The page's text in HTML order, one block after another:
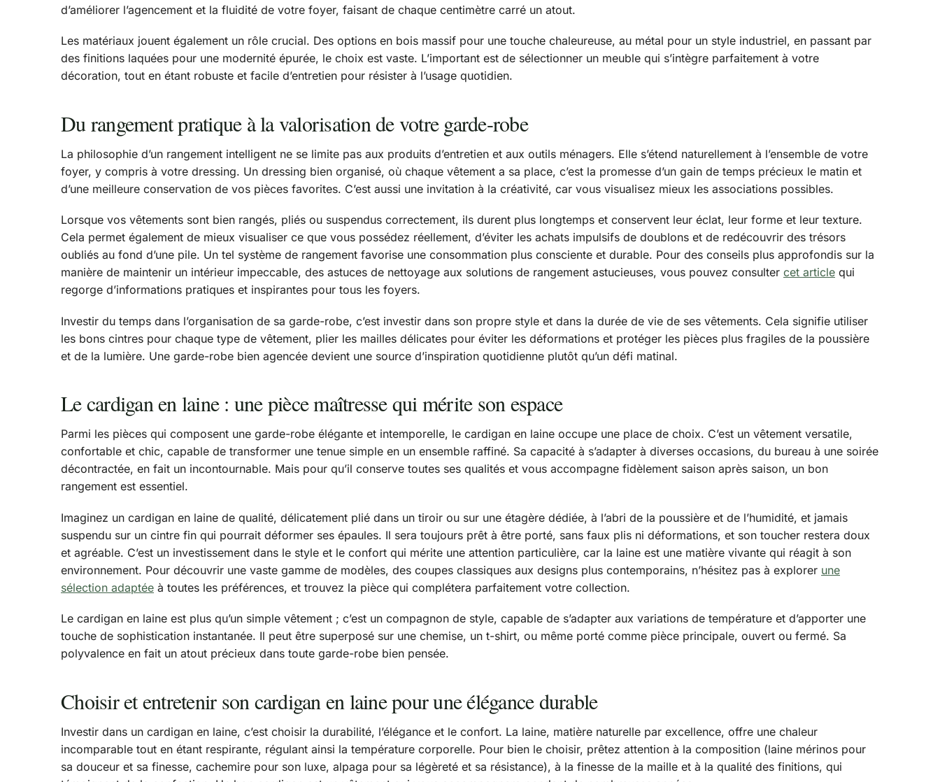
d’améliorer l’agencement et la fluidité de votre foyer, faisant de chaque centimètre carré un atout.
Les matériaux jouent également un rôle crucial. Des options en bois massif pour une touche chaleureuse, au métal pour un style industriel, en passant par
des finitions laquées pour une modernité épurée, le choix est vaste. L’important est de sélectionner un meuble qui s’intègre parfaitement à votre
décoration, tout en étant robuste et facile d’entretien pour résister à l’usage quotidien.
Du rangement pratique à la valorisation de votre garde-robe
La philosophie d’un rangement intelligent ne se limite pas aux produits d’entretien et aux outils ménagers. Elle s’étend naturellement à l’ensemble de votre
foyer, y compris à votre dressing. Un dressing bien organisé, où chaque vêtement a sa place, c’est la promesse d’un gain de temps précieux le matin et
d’une meilleure conservation de vos pièces favorites. C’est aussi une invitation à la créativité, car vous visualisez mieux les associations possibles.
Lorsque vos vêtements sont bien rangés, pliés ou suspendus correctement, ils durent plus longtemps et conservent leur éclat, leur forme et leur texture.
Cela permet également de mieux visualiser ce que vous possédez réellement, d’éviter les achats impulsifs de doublons et de redécouvrir des trésors
oubliés au fond d’une pile. Un tel système de rangement favorise une consommation plus consciente et durable. Pour des conseils plus approfondis sur la
manière de maintenir un intérieur impeccable, des astuces de nettoyage aux solutions de rangement astucieuses, vous pouvez consulter cet article qui
regorge d’informations pratiques et inspirantes pour tous les foyers.
Investir du temps dans l’organisation de sa garde-robe, c’est investir dans son propre style et dans la durée de vie de ses vêtements. Cela signifie utiliser
les bons cintres pour chaque type de vêtement, plier les mailles délicates pour éviter les déformations et protéger les pièces plus fragiles de la poussière
et de la lumière. Une garde-robe bien agencée devient une source d’inspiration quotidienne plutôt qu’un défi matinal.
Le cardigan en laine : une pièce maîtresse qui mérite son espace
Parmi les pièces qui composent une garde-robe élégante et intemporelle, le cardigan en laine occupe une place de choix. C’est un vêtement versatile,
confortable et chic, capable de transformer une tenue simple en un ensemble raffiné. Sa capacité à s’adapter à diverses occasions, du bureau à une soirée
décontractée, en fait un incontournable. Mais pour qu’il conserve toutes ses qualités et vous accompagne fidèlement saison après saison, un bon
rangement est essentiel.
Imaginez un cardigan en laine de qualité, délicatement plié dans un tiroir ou sur une étagère dédiée, à l’abri de la poussière et de l’humidité, et jamais
suspendu sur un cintre fin qui pourrait déformer ses épaules. Il sera toujours prêt à être porté, sans faux plis ni déformations, et son toucher restera doux
et agréable. C’est un investissement dans le style et le confort qui mérite une attention particulière, car la laine est une matière vivante qui réagit à son
environnement. Pour découvrir une vaste gamme de modèles, des coupes classiques aux designs plus contemporains, n’hésitez pas à explorer une
sélection adaptée à toutes les préférences, et trouvez la pièce qui complétera parfaitement votre collection.
Le cardigan en laine est plus qu’un simple vêtement ; c’est un compagnon de style, capable de s’adapter aux variations de température et d’apporter une
touche de sophistication instantanée. Il peut être superposé sur une chemise, un t-shirt, ou même porté comme pièce principale, ouvert ou fermé. Sa
polyvalence en fait un atout précieux dans toute garde-robe bien pensée.
Choisir et entretenir son cardigan en laine pour une élégance durable
Investir dans un cardigan en laine, c’est choisir la durabilité, l’élégance et le confort. La laine, matière naturelle par excellence, offre une chaleur
incomparable tout en étant respirante, régulant ainsi la température corporelle. Pour bien le choisir, prêtez attention à la composition (laine mérinos pour
sa douceur et sa finesse, cachemire pour son luxe, alpaga pour sa légèreté et sa résistance), à la finesse de la maille et à la qualité des finitions, qui